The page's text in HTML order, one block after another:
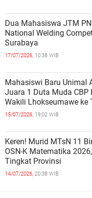
Dua Mahasiswa JTM
National Welding
Surabaya
17/07/2026, 10:38 WIB
Mahasiswi Baru Unimal
Juara 1 Duta Muda CBP
Wakili Lhokseumawe ke
15/07/2026, 19:02 WIB
Keren! Murid MTsN 11
OSN-K Matematika
Tingkat Provinsi
14/07/2026, 20:38 WIB